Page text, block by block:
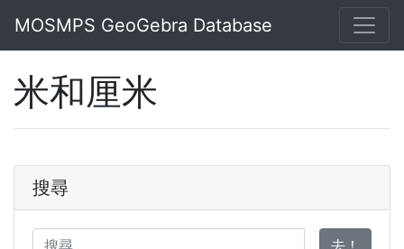
MOSMPS GeoGebra Database
米和厘米
搜尋
去！